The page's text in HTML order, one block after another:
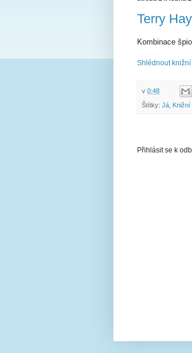
Terry
Kombinace
Shlédnout
v 0:48
Štítky: Já Knižní
Přihlásit se k